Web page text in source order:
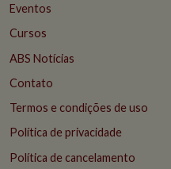
Eventos
Cursos
ABS Notícias
Contato
Termos e condições de uso
Política de privacidade
Política de cancelamento